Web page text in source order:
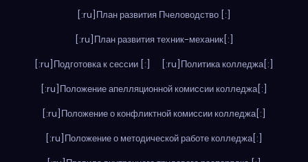
[:ru]План развития Пчеловодство [:]
[:ru]План развития техник-механик[:]
[:ru]Подготовка к сессии [:]
[:ru]Политика колледжа[:]
[:ru]Положение апелляционной комиссии колледжа[:]
[:ru]Положение о конфликтной комиссии колледжа[:]
[:ru]Положение о методической работе колледжа[:]